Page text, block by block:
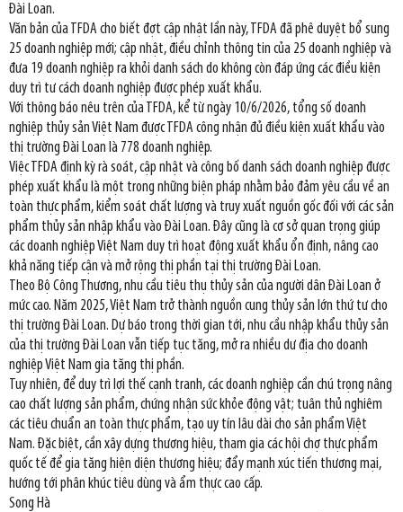
Đài Loan.
Văn bản của TFDA cho biết đợt cập nhật lần này, TFDA đã phê duyệt bổ sung
25 doanh nghiệp mới; cập nhật, điều chỉnh thông tin của 25 doanh nghiệp và
đưa 19 doanh nghiệp ra khỏi danh sách do không còn đáp ứng các điều kiện
duy trì tư cách doanh nghiệp được phép xuất khẩu.
Với thông báo nêu trên của TFDA, kể từ ngày 10/6/2026, tổng số doanh
nghiệp thủy sản Việt Nam được TFDA công nhận đủ điều kiện xuất khẩu vào
thị trường Đài Loan là 778 doanh nghiệp.
Việc TFDA định kỳ rà soát, cập nhật và công bố danh sách doanh nghiệp được
phép xuất khẩu là một trong những biện pháp nhằm bảo đảm yêu cầu về an
toàn thực phẩm, kiểm soát chất lượng và truy xuất nguồn gốc đối với các sản
phẩm thủy sản nhập khẩu vào Đài Loan. Đây cũng là cơ sở quan trọng giúp
các doanh nghiệp Việt Nam duy trì hoạt động xuất khẩu ổn định, nâng cao
khả năng tiếp cận và mở rộng thị phần tại thị trường Đài Loan.
Theo Bộ Công Thương, nhu cầu tiêu thụ thủy sản của người dân Đài Loan ở
mức cao. Năm 2025, Việt Nam trở thành nguồn cung thủy sản lớn thứ tư cho
thị trường Đài Loan. Dự báo trong thời gian tới, nhu cầu nhập khẩu thủy sản
của thị trường Đài Loan vẫn tiếp tục tăng, mở ra nhiều dư địa cho doanh
nghiệp Việt Nam gia tăng thị phần.
Tuy nhiên, để duy trì lợi thế cạnh tranh, các doanh nghiệp cần chú trọng nâng
cao chất lượng sản phẩm, chứng nhận sức khỏe động vật; tuân thủ nghiêm
các tiêu chuẩn an toàn thực phẩm, tạo uy tín lâu dài cho sản phẩm Việt
Nam. Đặc biệt, cần xây dựng thương hiệu, tham gia các hội chợ thực phẩm
quốc tế để gia tăng hiện diện thương hiệu; đẩy mạnh xúc tiến thương mại,
hướng tới phân khúc tiêu dùng và ẩm thực cao cấp.
Song Hà